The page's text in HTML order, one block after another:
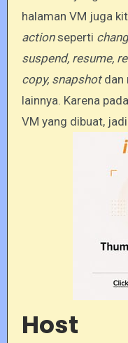
halaman VM juga
actionseperti
suspend, resume,
copy, snapshotdan
lainnya. Karena
VM yang dibuat,
Host